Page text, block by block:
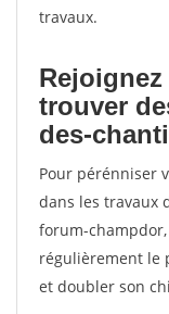
travaux.
trouver
des-
Pour pérénniser
dans les travaux
forum-
régulièrement le
et doubler son